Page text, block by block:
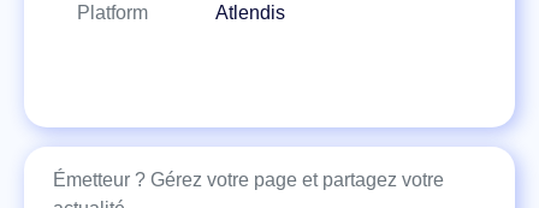
Platform Atlendis
Émetteur ? Gérez votre page et partagez votre